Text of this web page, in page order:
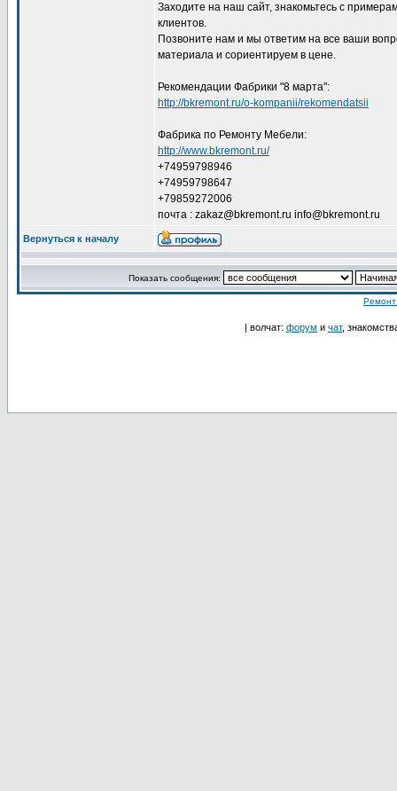
Заходите на наш сайт, знакомьтесь с
клиентов.
Позвоните нам и мы ответим на все ваши
материала и сориентируем в цене.
Рекомендации Фабрики "8 марта":
http://bkremont.ru/o-kompanii/rekomendatsii
Фабрика по Ремонту Мебели:
http://www.bkremont.ru/
+74959798946
+74959798647
+79859272006
почта : zakaz@bkremont.ru info@bkremont.ru
Вернуться к началу
Показать сообщения:
Ремонт
| волчат: форум и чат,